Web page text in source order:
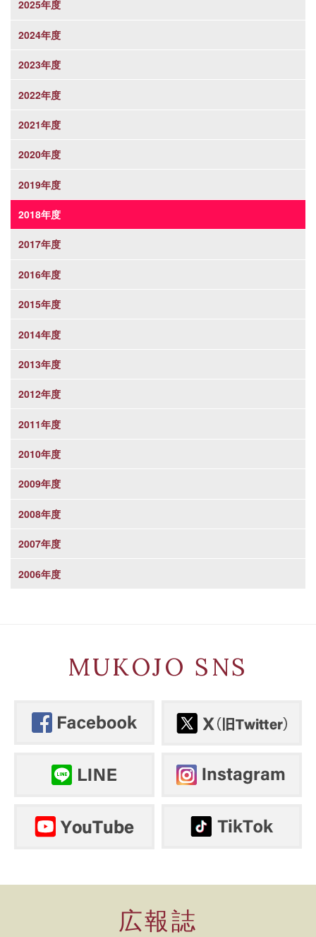
2025年度
2024年度
2023年度
2022年度
2021年度
2020年度
2019年度
2018年度
2017年度
2016年度
2015年度
2014年度
2013年度
2012年度
2011年度
2010年度
2009年度
2008年度
2007年度
2006年度
MUKOJO SNS
広報誌